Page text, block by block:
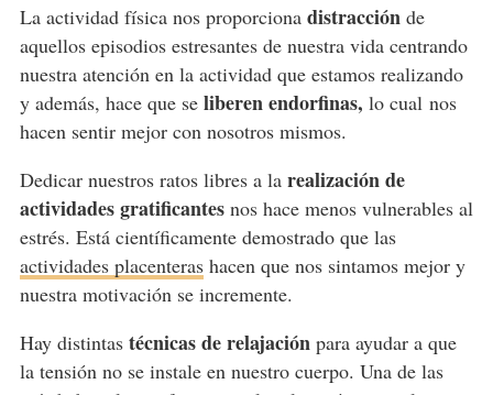
La actividad física nos proporciona distracciónde
aquellos episodios estresantes de nuestra vida centrando
nuestra atención en la actividad que estamos realizando
y además, hace que se liberen endorfinas, lo cual nos
hacen sentir mejor con nosotros mismos.
Dedicar nuestros ratos libres a la realización de
actividades gratificantesnos hace menos vulnerables al
estrés. Está científicamente demostrado que las
actividades placenterashacen que nos sintamos mejor y
nuestra motivación se incremente.
Hay distintas técnicas de relajaciónpara ayudar a que
la tensión no se instale en nuestro cuerpo. Una de las